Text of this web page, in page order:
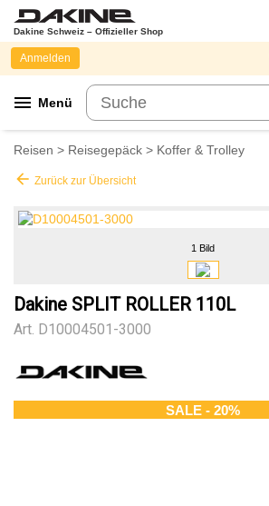
Dakine Schweiz – Offizieller Shop
menu Menü
Anmelden
Reisen > Reisegepäck > Koffer & Trolley
arrow_back Zurück zur Übersicht
1 Bild
Dakine SPLIT ROLLER 110L
Art. D10004501-3000
SALE - 20%